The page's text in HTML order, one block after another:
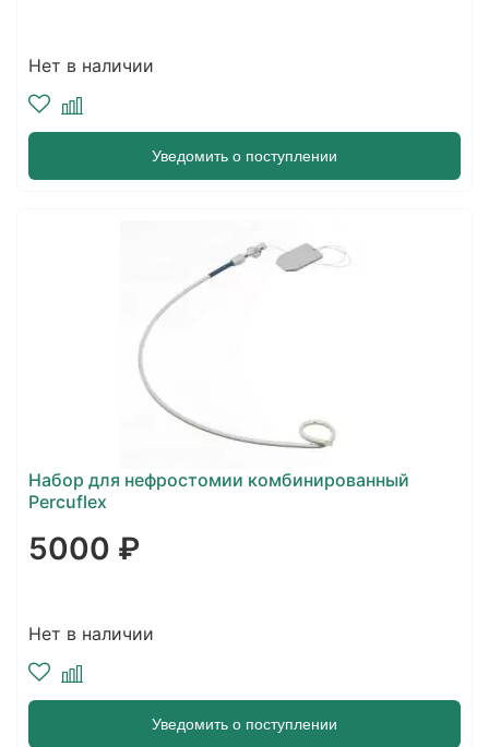
Нет в наличии
Уведомить о поступлении
Набор для нефростомии комбинированный
Percuflex
5000 ₽
Нет в наличии
Уведомить о поступлении